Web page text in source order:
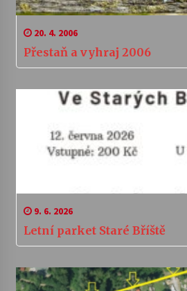
20. 4. 2006
Přestaň a vyhraj 2006
9. 6. 2026
Letní parket Staré Bříště